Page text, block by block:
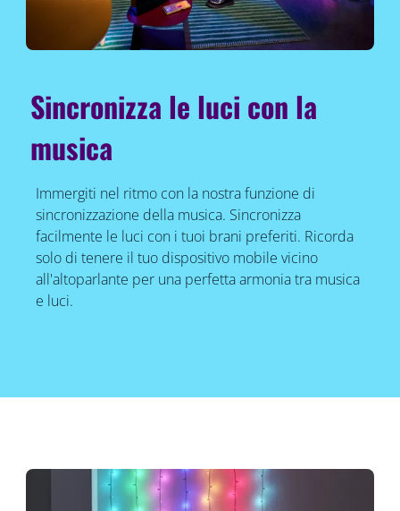
Sincronizza le luci con la
musica
Immergiti nel ritmo con la nostra funzione di
sincronizzazione della musica. Sincronizza
facilmente le luci con i tuoi brani preferiti. Ricorda
solo di tenere il tuo dispositivo mobile vicino
all'altoparlante per una perfetta armonia tra musica
e luci.